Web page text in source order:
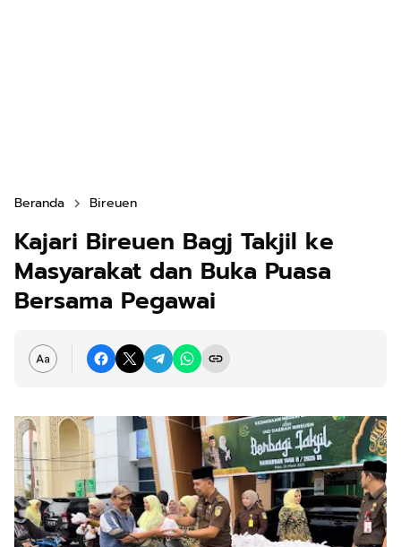
Beranda Bireuen
Kajari Bireuen Bagj Takjil ke
Masyarakat dan Buka Puasa
Bersama Pegawai